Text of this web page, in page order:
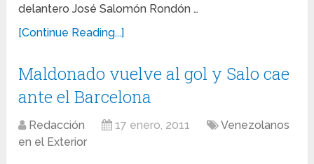
delantero José Salomón Rondón …
[Continue Reading...]
Maldonado vuelve al gol y Salo cae
ante el Barcelona
Redacción 17 enero, 2011
Venezolanos
en el Exterior